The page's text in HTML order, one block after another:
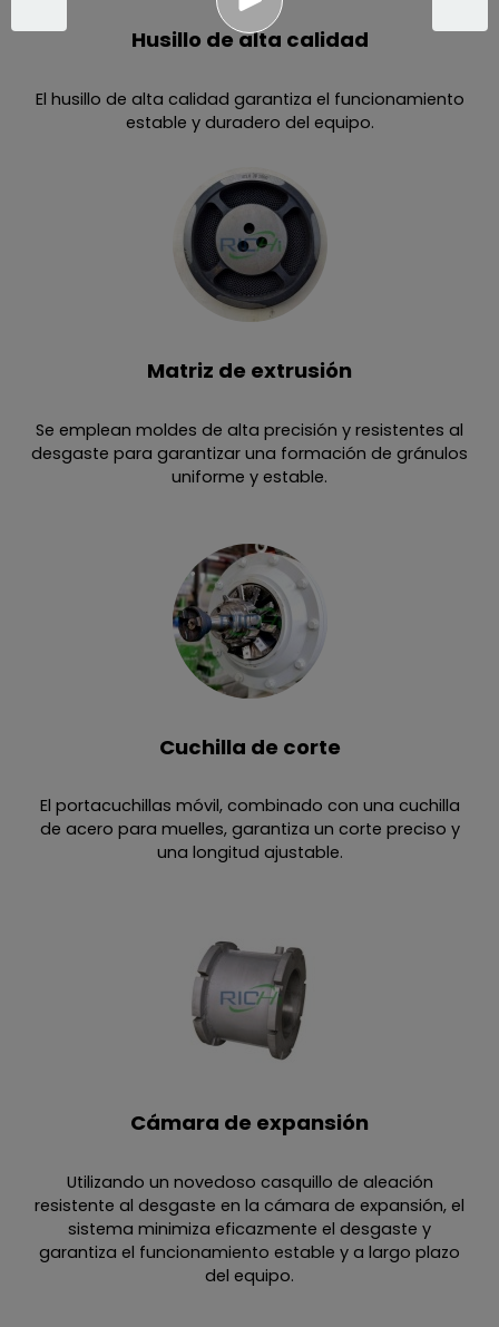
Husillo de alta calidad
El husillo de alta calidad garantiza el funcionamiento
estable y duradero del equipo.
Matriz de extrusión
Se emplean moldes de alta precisión y resistentes al
desgaste para garantizar una formación de gránulos
uniforme y estable.
Cuchilla de corte
El portacuchillas móvil, combinado con una cuchilla
de acero para muelles, garantiza un corte preciso y
una longitud ajustable.
Cámara de expansión
Utilizando un novedoso casquillo de aleación
resistente al desgaste en la cámara de expansión, el
sistema minimiza eficazmente el desgaste y
garantiza el funcionamiento estable y a largo plazo
del equipo.